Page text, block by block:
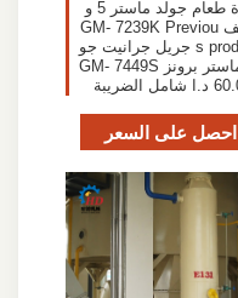
ضرة طعام جولد ماستر 5 و
ظائف GM- 7239K Previou
s product جريل جرانيت جو
لد ماستر برونز GM- 7449S
الضريبة
احصل على السعر